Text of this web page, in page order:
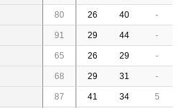
80 26 40 -
91 29 44 -
65 26 29 -
68 29 31 -
87 41 34 5